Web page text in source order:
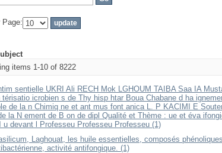
Page:
items 1-10 of 8222
sentielle UKRI Ali RECH Mok LGHOUM TAIBA Saa IA
térisatio icrobien s de Thy hisp htar Boua Chabane d ha
de la n Chimiq ne et ant mus font anica L. P KACIMI E
la N ement de B on de dipl Qualité et Thème : ue et éva
u devant l Professeu Professeu Professeu (1)
Laghouat, les huile essentielles, composés
activité antifongique. (1)